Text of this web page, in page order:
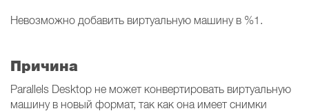
Невозможно добавить виртуальную машину в %1.
Причина
Parallels Desktop не может конвертировать виртуальную
машину в новый формат, так как она имеет снимки